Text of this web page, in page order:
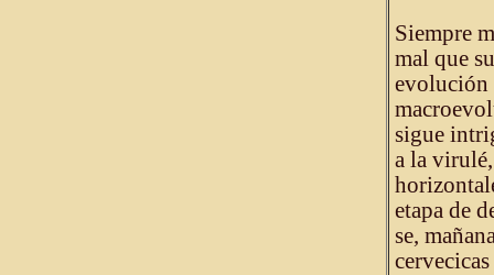
Siempre
mal que
evolución
sigue
a la
etapa de
se,